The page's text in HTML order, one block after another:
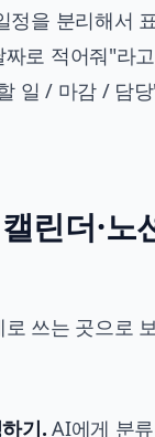
정을 분리해서
로 적어줘"라
일 / 마감 / 담
린더·노
쓰는 곳으로
기. AI에게 분